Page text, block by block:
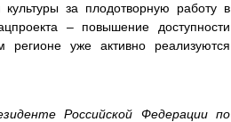
культуры за плодотворную работу в
– повышение доступности
уже активно реализуются
Российской Федерации по